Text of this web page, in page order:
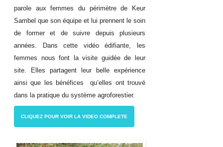
parole aux femmes du périmètre de Keur
Sambel que son équipe et lui prennent le soin
de former et de suivre depuis plusieurs
années. Dans cette vidéo édifiante, les
femmes nous font la visite guidée de leur
site. Elles partagent leur belle expérience
ainsi que les bénéfices qu’elles ont trouvé
dans la pratique du système agroforestier.
CLIQUEZ POUR VOIR LA VIDEO COMPLETE